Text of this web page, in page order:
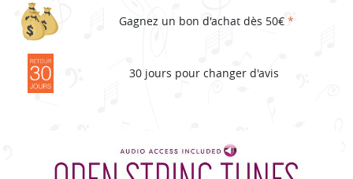
Gagnez un bon d'achat dès 50€ *
30 jours pour changer d'avis